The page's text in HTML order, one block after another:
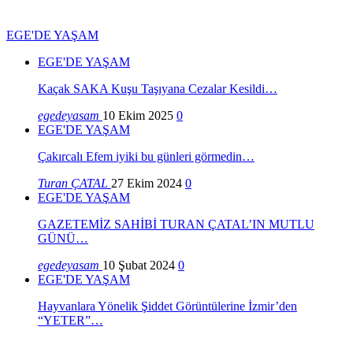
EGE'DE YAŞAM
EGE'DE YAŞAM
Kaçak SAKA Kuşu Taşıyana Cezalar Kesildi…
egedeyasam 10 Ekim 2025 0
EGE'DE YAŞAM
Çakırcalı Efem iyiki bu günleri görmedin…
Turan ÇATAL 27 Ekim 2024 0
EGE'DE YAŞAM
GAZETEMİZ SAHİBİ TURAN ÇATAL’IN MUTLU
GÜNÜ…
egedeyasam 10 Şubat 2024 0
EGE'DE YAŞAM
Hayvanlara Yönelik Şiddet Görüntülerine İzmir’den
“YETER”…